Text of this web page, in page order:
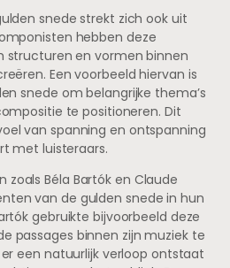
snede strekt zich ook uit
hebben deze
structuren en vormen binnen
Een voorbeeld hiervan is
snede om belangrijke thema’s
te positioneren. Dit
van spanning en ontspanning
met luisteraars.
Béla Bartók en Claude
van de gulden snede in hun
gebruikte bijvoorbeeld deze
passages binnen zijn muziek te
een natuurlijk verloop ontstaat